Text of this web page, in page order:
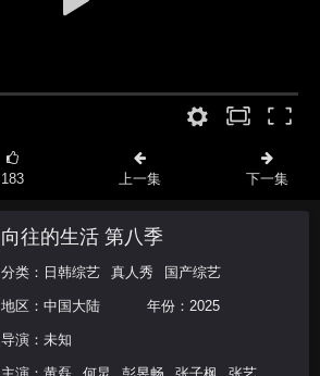
183 上一集 下一集
向往的生活 第八季
分类： 日韩综艺 真人秀 国产综艺
地区： 中国大陆 年份： 2025
导演：未知